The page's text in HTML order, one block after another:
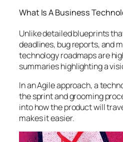
What Is A Business
Unlike detailed blueprints
deadlines, bug reports, and
technology roadmaps are
summaries highlighting a
In an Agile approach, a
the sprint and grooming
into how the product will
makes it easier.